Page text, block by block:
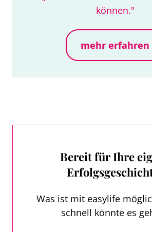
können."
mehr erfahren
Bereit für Ihre
Was ist mit easylife
schnell könnte es